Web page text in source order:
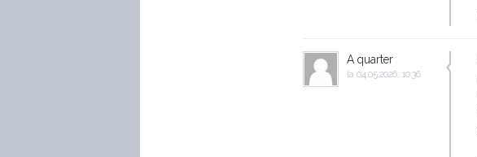
A quarter
la 04.05.2026, 10:36